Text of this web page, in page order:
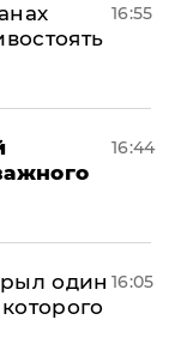
16:55
16:44
один 16:05